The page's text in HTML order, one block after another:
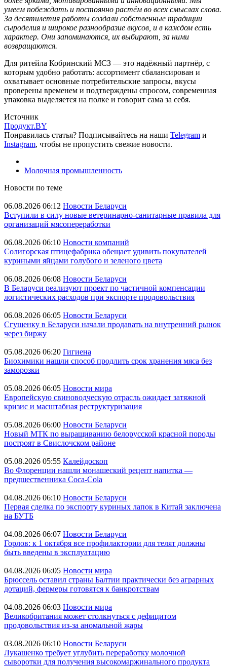
умеем побеждать и постоянно растём во всех смыслах слова.
За десятилетия работы создали собственные традиции
сыроделия и широкое разнообразие вкусов, и в каждом есть
характер. Они запоминаются, их выбирают, за ними
возвращаются.
Для ритейла Кобринский МСЗ — это надёжный партнёр, с
которым удобно работать: ассортимент сбалансирован и
охватывает основные потребительские запросы, вкусы
проверены временем и подтверждены спросом, современная
упаковка выделяется на полке и говорит сама за себя.
Источник
Продукт.BY
Понравилась статья? Подписывайтесь на наши Telegram и
Instagram, чтобы не пропустить свежие новости.
Молочная промышленность
Новости по теме
06.08.2026 06:12 Новости Беларуси
Вступили в силу новые ветеринарно-санитарные правила для
организаций мясопереработки
06.08.2026 06:10 Новости компаний
Солигорская птицефабрика обещает удивить покупателей
куриными яйцами голубого и зеленого цвета
06.08.2026 06:08 Новости Беларуси
В Беларуси реализуют проект по частичной компенсации
логистических расходов при экспорте продовольствия
06.08.2026 06:05 Новости Беларуси
Сгущенку в Беларуси начали продавать на внутренний рынок
через биржу
05.08.2026 06:20 Гигиена
Биохимики нашли способ продлить срок хранения мяса без
заморозки
05.08.2026 06:05 Новости мира
Европейскую свиноводческую отрасль ожидает затяжной
кризис и масштабная реструктуризация
05.08.2026 06:00 Новости Беларуси
Новый МТК по выращиванию белорусской красной породы
построят в Свислочском районе
05.08.2026 05:55 Калейдоскоп
Во Флоренции нашли монашеский рецепт напитка —
предшественника Coca-Cola
04.08.2026 06:10 Новости Беларуси
Первая сделка по экспорту куриных лапок в Китай заключена
на БУТБ
04.08.2026 06:07 Новости Беларуси
Горлов: к 1 октября все профилактории для телят должны
быть введены в эксплуатацию
04.08.2026 06:05 Новости мира
Брюссель оставил страны Балтии практически без аграрных
дотаций, фермеры готовятся к банкротствам
04.08.2026 06:03 Новости мира
Великобритания может столкнуться с дефицитом
продовольствия из-за аномальной жары
03.08.2026 06:10 Новости Беларуси
Лукашенко требует углубить переработку молочной
сыворотки для получения высокомаржинального продукта